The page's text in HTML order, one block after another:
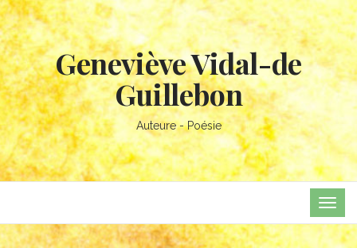
Geneviève Vidal-de
Guillebon
Auteure - Poésie